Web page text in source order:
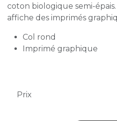
coton biologique semi-épais.
affiche des imprimés
Col rond
Imprimé graphique
Prix